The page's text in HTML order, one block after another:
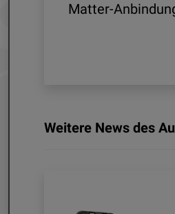
Matter-
Weitere News des